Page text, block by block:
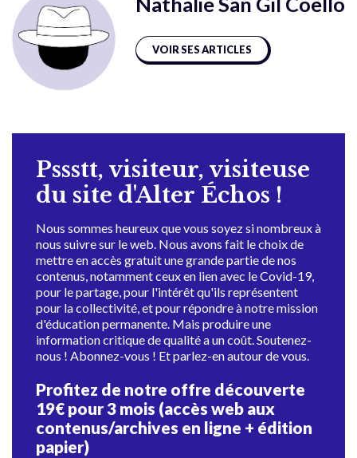
VOIR SES ARTICLES
Pssstt, visiteur, visiteuse
du site d'Alter Échos !
Nous sommes heureux que vous soyez si nombreux à
nous suivre sur le web. Nous avons fait le choix de
mettre en accès gratuit une grande partie de nos
contenus, notamment ceux en lien avec le Covid-19,
pour le partage, pour l'intérêt qu'ils représentent
pour la collectivité, et pour répondre à notre mission
d'éducation permanente. Mais produire une
information critique de qualité a un coût. Soutenez-
nous ! Abonnez-vous ! Et parlez-en autour de vous.
Profitez de notre offre découverte
19€ pour 3 mois (accès web aux
contenus/archives en ligne + édition
papier)